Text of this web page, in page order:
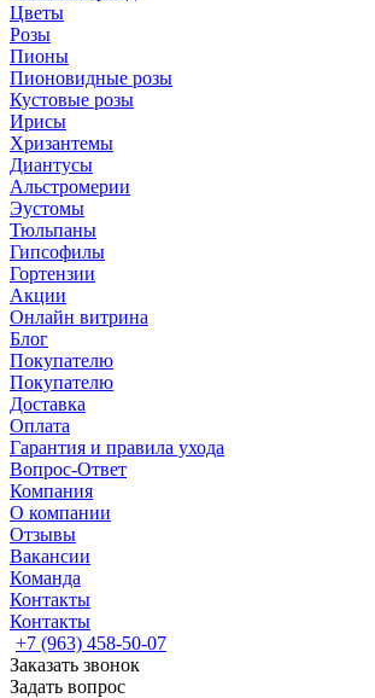
Цветы
Розы
Пионы
Пионовидные розы
Кустовые розы
Ирисы
Хризантемы
Диантусы
Альстромерии
Эустомы
Тюльпаны
Гипсофилы
Гортензии
Акции
Онлайн витрина
Блог
Покупателю
Покупателю
Доставка
Оплата
Гарантия и правила ухода
Вопрос-Ответ
Компания
О компании
Отзывы
Вакансии
Команда
Контакты
Контакты
+7 (963) 458-50-07
Заказать звонок
Задать вопрос